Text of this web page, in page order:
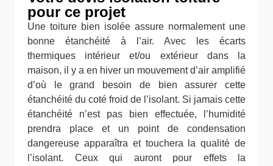
pour ce projet
Une toiture bien isolée assure normalement une
bonne étanchéité à l’air. Avec les écarts
thermiques intérieur et/ou extérieur dans la
maison, il y a en hiver un mouvement d’air amplifié
d’où le grand besoin de bien assurer cette
étanchéité du coté froid de l’isolant. Si jamais cette
étanchéité n’est pas bien effectuée, l’humidité
prendra place et un point de condensation
dangereuse apparaîtra et touchera la qualité de
l’isolant. Ceux qui auront pour effets la